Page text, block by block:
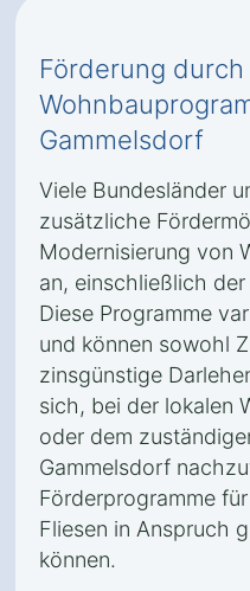
Förderung
Gammelsdorf
Viele Bundesländer
zusätzliche
Modernisierung von
an, einschließlich
Diese Programme
und können sowohl
zinsgünstige
sich, bei der lokalen
oder dem
Gammelsdorf
Förderprogramme
Fliesen in Anspruch
können.